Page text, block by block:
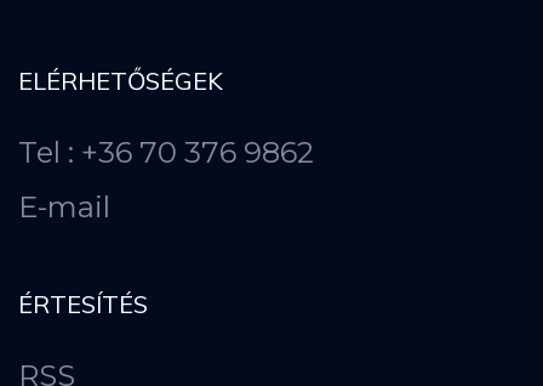
ELÉRHETŐSÉGEK
Tel : +36 70 376 9862
E-mail
ÉRTESÍTÉS
RSS